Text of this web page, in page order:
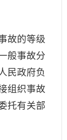
故的等级
般事故分
民政府负
组织事故
托有关部